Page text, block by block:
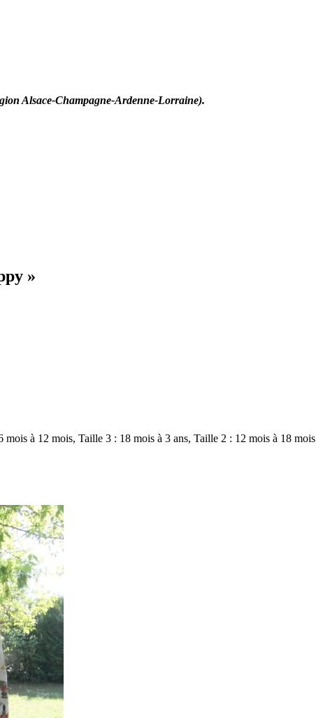
Alsace-Champagne-Ardenne-Lorraine).
»
mois à 12 mois, Taille 3 : 18 mois à 3 ans, Taille 2 : 12 mois à 18 mois